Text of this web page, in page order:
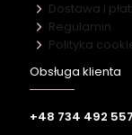
Dostawa i
Regulamin
Polityka
Obsługa klienta
+48 734 492 557